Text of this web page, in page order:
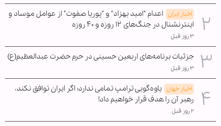
اخبار ایران اعدام "امید بهزاد" و "پوریا صفوت" از عوامل موساد و
اینترنشنال در جنگ‌های ۱۲ روزه و ۴۰ روزه
۳ روز قبل
جزئیات برنامه‌های اربعین حسینی در حرم حضرت عبدالعظیم(ع)
۳ روز قبل
اخبار جهان یاوه‌گویی ترامپ تمامی ندارد؛ اگر ایران توافق نکند،
رهبر آن را هدف قرار خواهیم داد!
۲ روز قبل